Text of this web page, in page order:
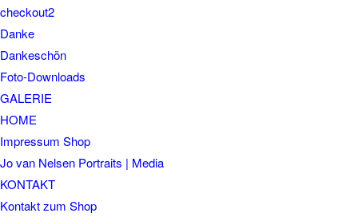
checkout2
Danke
Dankeschön
Foto-Downloads
GALERIE
HOME
Impressum Shop
Jo van Nelsen Portraits | Media
KONTAKT
Kontakt zum Shop